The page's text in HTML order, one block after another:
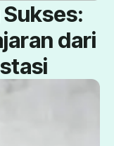
dari